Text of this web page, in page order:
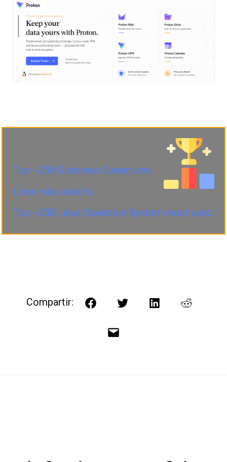
Top +250 Sistemas Operativos
Linux más usados.
Top +250 Linux Operative System most used.
Compartir: FacebookTwitterLinkedInReddit
Correo